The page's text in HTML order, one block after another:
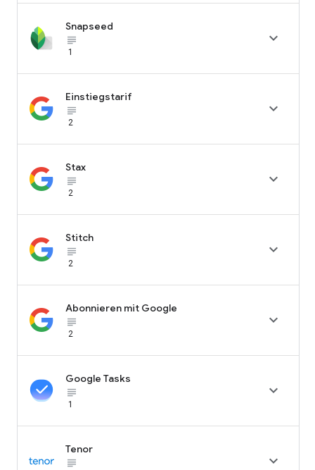
Snapseed
subject_black
1

Einstiegstarif
subject_black
2

Stax
subject_black
2

Stitch
subject_black
2

Abonnieren mit Google
subject_black
2

Google Tasks
subject_black
1

Tenor
subject_black
